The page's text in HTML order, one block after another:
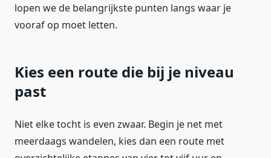
lopen we de belangrijkste punten langs waar je
vooraf op moet letten.
Kies een route die bij je niveau
past
Niet elke tocht is even zwaar. Begin je net met
meerdaags wandelen, kies dan een route met